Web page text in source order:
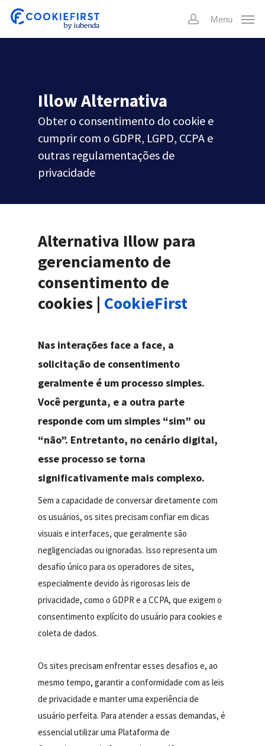
Skip
main
account
Menu
Illow Alternativa
Obter o consentimento do cookie e
cumprir com o GDPR, LGPD, CCPA e
outras regulamentações de
privacidade
Alternativa Illow para
gerenciamento de
consentimento de
cookies | CookieFirst
Nas interações face a face, a
solicitação de consentimento
geralmente é um processo simples.
Você pergunta, e a outra parte
responde com um simples “sim” ou
“não”. Entretanto, no cenário digital,
esse processo se torna
significativamente mais complexo.
Sem a capacidade de conversar diretamente com
os usuários, os sites precisam confiar em dicas
visuais e interfaces, que geralmente são
negligenciadas ou ignoradas. Isso representa um
desafio único para os operadores de sites,
especialmente devido às rigorosas leis de
privacidade, como o GDPR e a CCPA, que exigem o
consentimento explícito do usuário para cookies e
coleta de dados.
Os sites precisam enfrentar esses desafios e, ao
mesmo tempo, garantir a conformidade com as leis
de privacidade e manter uma experiência de
usuário perfeita. Para atender a essas demandas, é
essencial utilizar uma Plataforma de